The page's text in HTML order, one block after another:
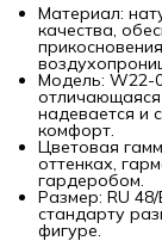
Материал:
качества,
Модель: W22-
отличающаяся
надевается и
комфорт.
Цветовая
оттенках,
гардеробом.
Размер: RU
стандарту
фигуре.